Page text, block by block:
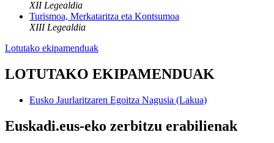
XII Legealdia
Turismoa, Merkataritza eta Kontsumoa
XIII Legealdia
Lotutako ekipamenduak
LOTUTAKO EKIPAMENDUAK
Eusko Jaurlaritzaren Egoitza Nagusia (Lakua)
Euskadi.eus-eko zerbitzu erabilienak